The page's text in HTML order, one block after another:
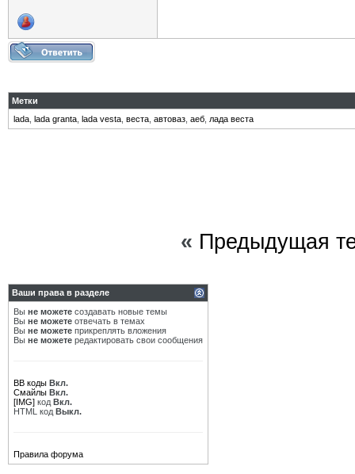
Метки
lada lada granta lada vesta веста автоваз аеб лада веста
« Предыдущая
Ваши права в разделе
Вы не можете создавать новые темы
Вы не можете отвечать в темах
Вы не можете прикреплять вложения
Вы не можете редактировать свои сообщения
BB коды Вкл.
Смайлы Вкл.
[IMG] код Вкл.
HTML код Выкл.
Правила форума